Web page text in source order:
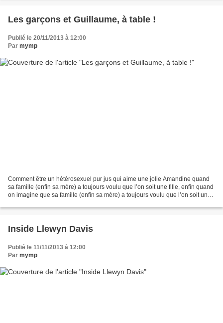
Les garçons et Guillaume, à table !
Publié le 20/11/2013 à 12:00
Par mymp
Comment être un hétérosexuel pur jus qui aime une jolie Amandine quand
sa famille (enfin sa mère) a toujours voulu que l’on soit une fille, enfin quand
on imagine que sa famille (enfin sa mère) a toujours voulu que l’on soit une
Inside Llewyn Davis
Publié le 11/11/2013 à 12:00
Par mymp